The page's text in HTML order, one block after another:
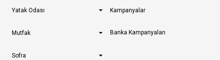
Yatak Odası
Mutfak
Sofra
Kampanyalar
Banka Kampanyaları